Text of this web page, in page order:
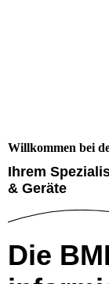
Willkommen bei
Ihrem
& Geräte
Die